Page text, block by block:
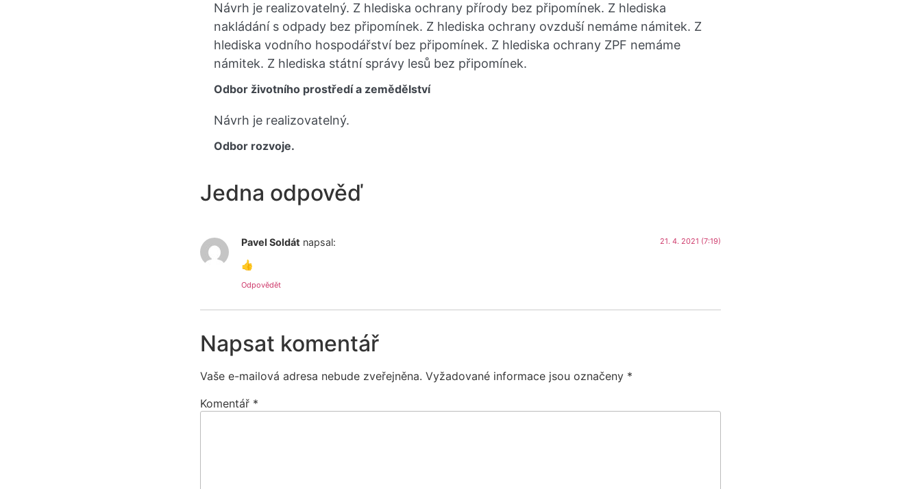
Návrh je realizovatelný. Z hlediska ochrany přírody bez připomínek. Z hlediska
nakládání s odpady bez připomínek. Z hlediska ochrany ovzduší nemáme námitek. Z
hlediska vodního hospodářství bez připomínek. Z hlediska ochrany ZPF nemáme
námitek. Z hlediska státní správy lesů bez připomínek.
Odbor životního prostředí a zemědělství
Návrh je realizovatelný.
Odbor rozvoje.
Jedna odpověď
Pavel Soldát napsal: 21. 4. 2021 (7:19)
👍
Odpovědět
Napsat komentář
Vaše e-mailová adresa nebude zveřejněna. Vyžadované informace jsou označeny *
Komentář *